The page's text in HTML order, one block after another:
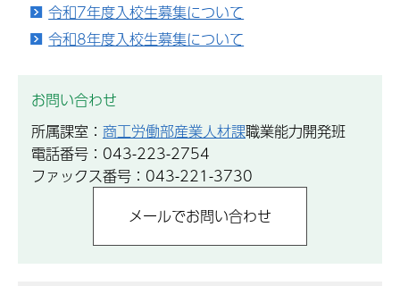
令和7年度入校生募集について
令和8年度入校生募集について
お問い合わせ
所属課室： 商工労働部産業人材課職業能力開発班
電話番号：043-223-2754
ファックス番号：043-221-3730